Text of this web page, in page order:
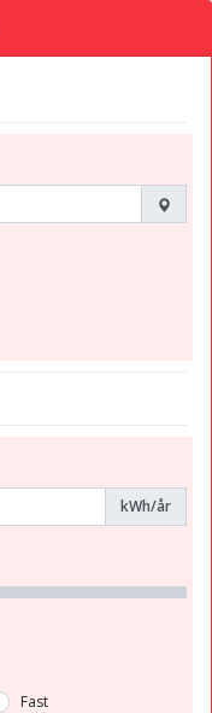
kWh/år
Fast